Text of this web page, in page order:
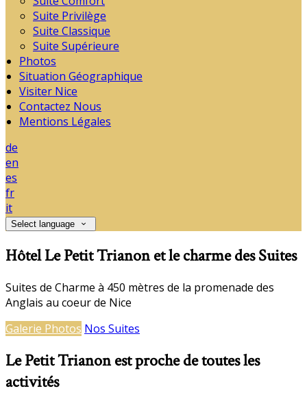
Suite Privilège
Suite Classique
Suite Supérieure
Photos
Situation Géographique
Visiter Nice
Contactez Nous
Mentions Légales
de
en
es
fr
it
Select language
Hôtel Le Petit Trianon et le charme des Suites
Suites de Charme à 450 mètres de la promenade des
Anglais au coeur de Nice
Galerie Photos Nos Suites
Le Petit Trianon est proche de toutes les
activités